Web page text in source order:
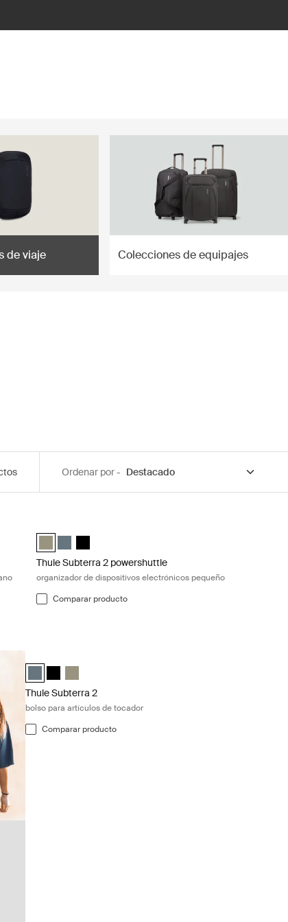
de viaje Colecciones de equipajes
Ordenar por -
(selected)
Pizarra oscura
Gris vetiver
Thule Subterra powershuttle small Gris vetiver (selected)
Thule Subterra powershuttle small Pizarra oscura
Thule Subterra powershuttle small Negro
Thule Subterra 2 powershuttle
organizador de dispositivos electrónicos pequeño
Comparar producto
Thule Subterra toiletry bag Pizarra oscura (selected)
Thule Subterra toiletry bag Negro
Thule Subterra toiletry bag Gris vetiver
Thule Subterra 2
bolso para artículos de tocador
Comparar producto